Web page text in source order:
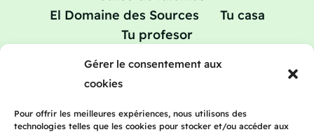
Gérer le consentement aux
cookies
Pour offrir les meilleures expériences, nous utilisons des
technologies telles que les cookies pour stocker et/ou accéder aux
El Domaine des Sources
Tu casa
Tu profesor
repaso en francés
Tarifas
Póngase en contacto con